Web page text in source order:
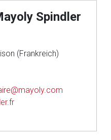
Spindler
(Frankreich)
öffnet eine externe Web-
Web-Seite ist deren
gelten dort ggf. andere
liste.de Zur Seite